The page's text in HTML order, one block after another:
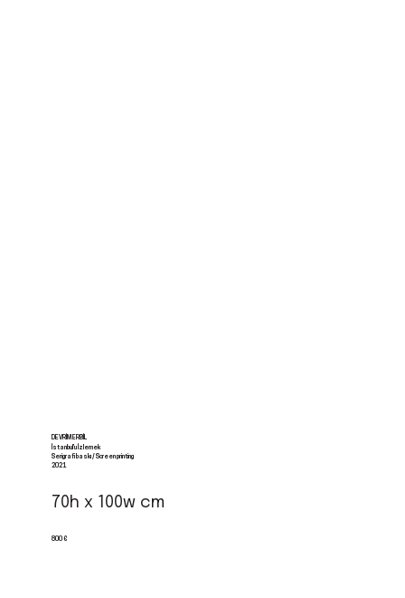
DEVRIM ERBIL
İstanbul’u İzlemek
2021
70h x 100w cm
Serigrafi baskı / Screen printing
800 €